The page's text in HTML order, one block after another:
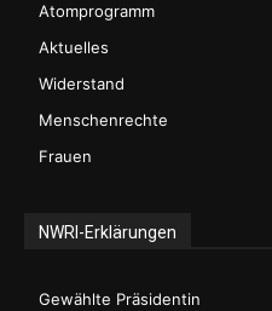
Atomprogramm
Aktuelles
Widerstand
Menschenrechte
Frauen
NWRI-Erklärungen
Gewählte Präsidentin